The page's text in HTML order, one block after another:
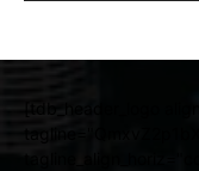
[tdb_header_logo